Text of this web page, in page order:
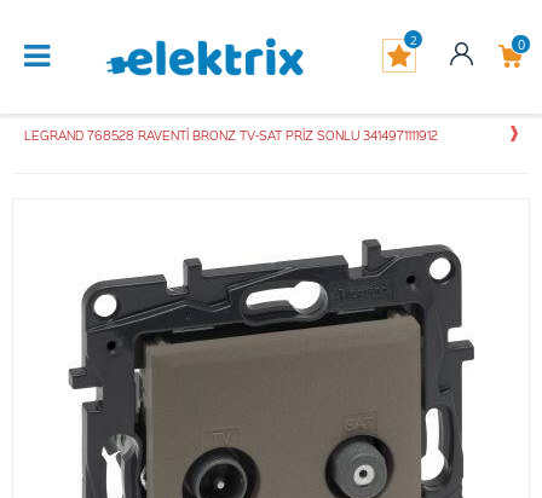
0
2
LEGRAND 768528 RAVENTİ BRONZ TV-SAT PRİZ SONLU 3414971111912